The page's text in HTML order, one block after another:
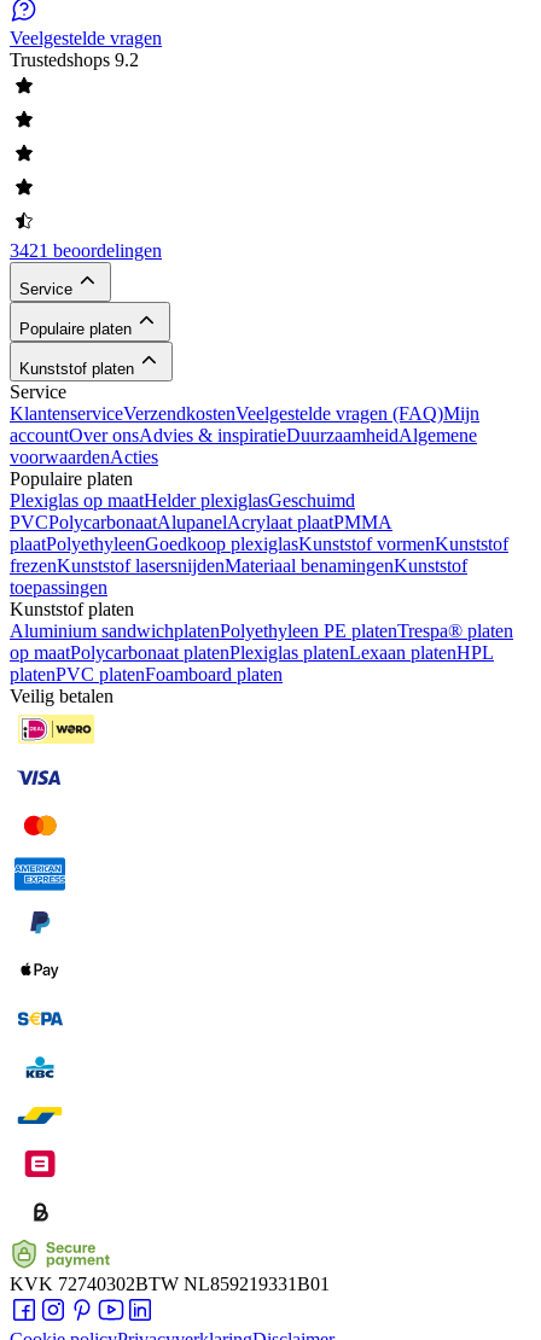
Veelgestelde vragen
Trustedshops 9.2
3421 beoordelingen
Service
Populaire platen
Kunststof platen
Service
KlantenserviceVerzendkostenVeelgestelde vragen (FAQ)Mijn
accountOver onsAdvies & inspiratieDuurzaamheidAlgemene
voorwaardenActies
Populaire platen
Plexiglas op maatHelder plexiglasGeschuimd
PVCPolycarbonaatAlupanelAcrylaat plaatPMMA
plaatPolyethyleenGoedkoop plexiglasKunststof vormenKunststof
frezenKunststof lasersnijdenMateriaal benamingenKunststof
toepassingen
Kunststof platen
Aluminium sandwichplatenPolyethyleen PE platenTrespa® platen
op maatPolycarbonaat platenPlexiglas platenLexaan platenHPL
platenPVC platenFoamboard platen
Veilig betalen
KVK 72740302BTW NL859219331B01